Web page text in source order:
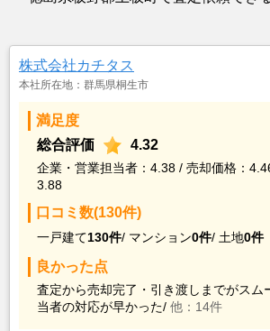
株式会社カチタス
本社所在地：群馬県桐生市
満足度
総合評価
4.32
企業・営業担当者：4.38 / 売却価格：
3.88
口コミ数(130件)
一戸建て130件/ マンション0件/ 土地0件
良かった点
査定から売却完了・引き渡しまでがスム
当者の対応が早かった/ 他：14件